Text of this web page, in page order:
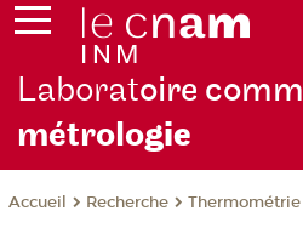
Laboratoire comm
métrologie
Accueil Recherche Thermométrie